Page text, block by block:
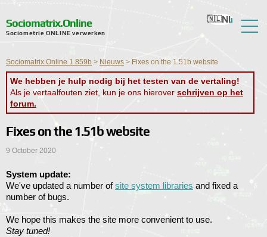
Sociomatrix.Online
Sociometrie ONLINE verwerken
Recensies
Hulp
Nl
Ru
En
Ua
Ro
Sociomatrix.Online 1.859b > Nieuws > Fixes on the 1.51b website
We hebben je hulp nodig bij het testen van de vertaling!
Als je vertaalfouten ziet, kun je ons hierover schrijven op het
forum.
Fixes on the 1.51b website
9 October 2020
System update:
We've updated a number ofsite system libraries and fixed a
number of bugs.
We hope this makes the site more convenient to use.
Stay tuned!